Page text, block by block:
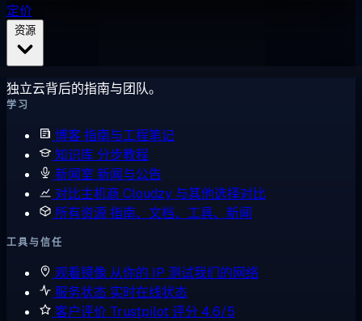
定价
独立云背后的指南与团队。
学习
博客指南与工程笔记
知识库 分步教程
新闻室 新闻与公告
对比主机商 Cloudzy 与其他选择对比
所有资源指南、文档、工具、新闻
工具与信任
观看镜像 从你的 IP 测试我们的网络
服务状态 实时在线状态
客户评价 Trustpilot 评分 4.6/5